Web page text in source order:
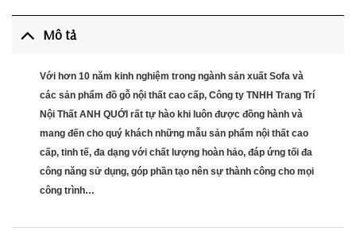
Mô tả
Với hơn 10 năm kinh nghiệm trong ngành sản xuất Sofa và
các sản phẩm đồ gỗ nội thất cao cấp, Công ty TNHH Trang Trí
Nội Thất ANH QUỚI rất tự hào khi luôn được đồng hành và
mang đến cho quý khách những mẫu sản phẩm nội thất cao
cấp, tinh tế, đa dạng với chất lượng hoàn hảo, đáp ứng tối đa
công năng sử dụng, góp phần tạo nên sự thành công cho mọi
công trình…